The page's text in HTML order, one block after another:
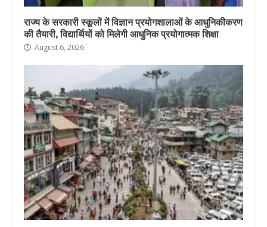
राज्य के सरकारी स्कूलों में विज्ञान प्रयोगशालाओं के आधुनिकीकरण
की तैयारी, विद्यार्थियों को मिलेगी आधुनिक प्रयोगात्मक शिक्षा
August 6, 2026